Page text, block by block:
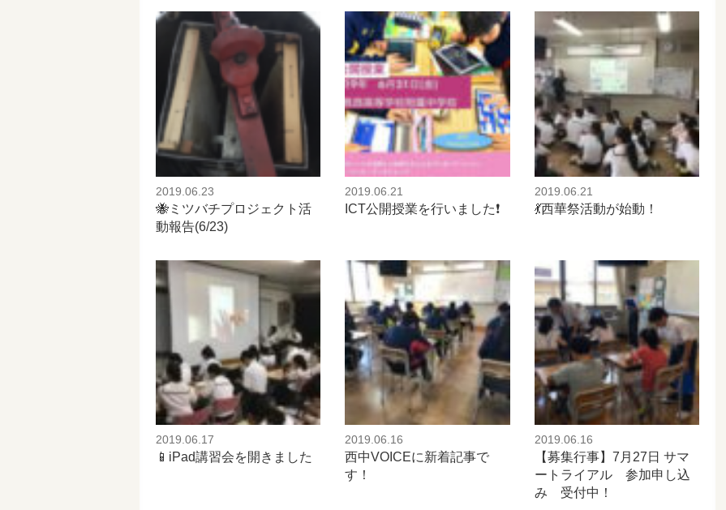
2019.06.23
🐝ミツバチプロジェクト活
動報告(6/23)
2019.06.21
ICT公開授業を行いました❗️
2019.06.21
💃西華祭活動が始動！
2019.06.17
📱iPad講習会を開きました
2019.06.16
西中VOICEに新着記事で
す！
2019.06.16
【募集行事】7月27日 サマ
ートライアル 参加申し込
み 受付中！